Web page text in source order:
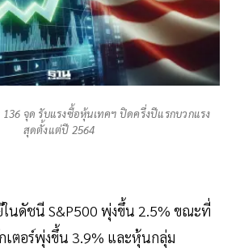
จุด รับแรงซื้อหุ้นเทคฯ ปิดครึ่งปีแรกบวกแรง
สุดตั้งแต่ปี 2564
นดัชนี S&P500 พุ่งขึ้น 2.5% ขณะที่
ตอร์พุ่งขึ้น 3.9% และหุ้นกลุ่ม